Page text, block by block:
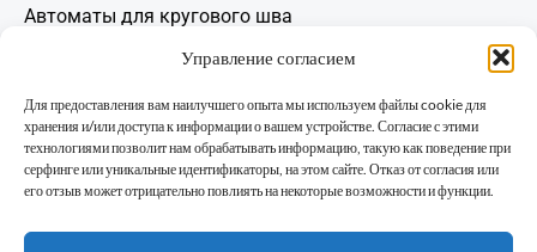
Управление согласием
Для предоставления вам наилучшего опыта мы используем файлы cookie для
хранения и/или доступа к информации о вашем устройстве. Согласие с этими
технологиями позволит нам обрабатывать информацию, такую как поведение при
серфинге или уникальные идентификаторы, на этом сайте. Отказ от согласия или
его отзыв может отрицательно повлиять на некоторые возможности и функции.
Автоматы для кругового шва
Вертельные столы и сварочные позиционеры
Вращатель цилиндров
Контакт
info@avp.si
+386 1 514 04 10
Cesta v Log 15,